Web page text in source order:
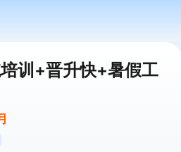
训+晋升快+暑假工